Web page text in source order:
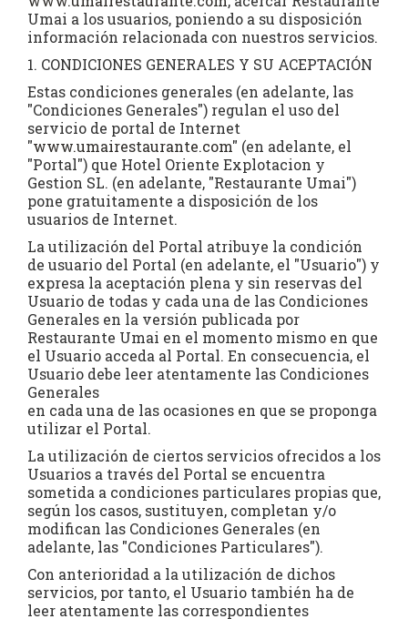
Umai a los usuarios, poniendo a su disposición
información relacionada con nuestros servicios.
1. CONDICIONES GENERALES Y SU ACEPTACIÓN
Estas condiciones generales (en adelante, las
"Condiciones Generales") regulan el uso del
servicio de portal de Internet
"www.umairestaurante.com" (en adelante, el
"Portal") que Hotel Oriente Explotacion y
Gestion SL. (en adelante, "Restaurante Umai")
pone gratuitamente a disposición de los
usuarios de Internet.
La utilización del Portal atribuye la condición
de usuario del Portal (en adelante, el "Usuario") y
expresa la aceptación plena y sin reservas del
Usuario de todas y cada una de las Condiciones
Generales en la versión publicada por
Restaurante Umai en el momento mismo en que
el Usuario acceda al Portal. En consecuencia, el
Usuario debe leer atentamente las Condiciones
Generales
en cada una de las ocasiones en que se proponga
utilizar el Portal.
La utilización de ciertos servicios ofrecidos a los
Usuarios a través del Portal se encuentra
sometida a condiciones particulares propias que,
según los casos, sustituyen, completan y/o
modifican las Condiciones Generales (en
adelante, las "Condiciones Particulares").
Con anterioridad a la utilización de dichos
servicios, por tanto, el Usuario también ha de
leer atentamente las correspondientes